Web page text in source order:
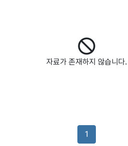
자료가 존재하지 않습니다.
1